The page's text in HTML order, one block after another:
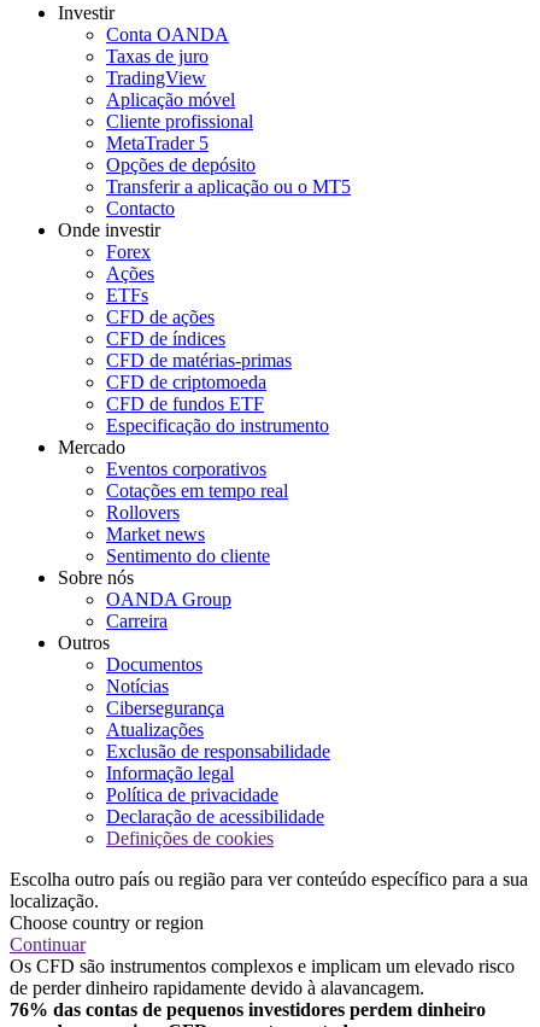
Investir
Conta OANDA
Taxas de juro
TradingView
Aplicação móvel
Cliente profissional
MetaTrader 5
Opções de depósito
Transferir a aplicação ou o MT5
Contacto
Onde investir
Forex
Ações
ETFs
CFD de ações
CFD de índices
CFD de matérias-primas
CFD de criptomoeda
CFD de fundos ETF
Especificação do instrumento
Mercado
Eventos corporativos
Cotações em tempo real
Rollovers
Market news
Sentimento do cliente
Sobre nós
OANDA Group
Carreira
Outros
Documentos
Notícias
Cibersegurança
Atualizações
Exclusão de responsabilidade
Informação legal
Política de privacidade
Declaração de acessibilidade
Definições de cookies
Escolha outro país ou região para ver conteúdo específico para a sua
localização.
Choose country or region
Continuar
Os CFD são instrumentos complexos e implicam um elevado risco
de perder dinheiro rapidamente devido à alavancagem.
76% das contas de pequenos investidores perdem dinheiro